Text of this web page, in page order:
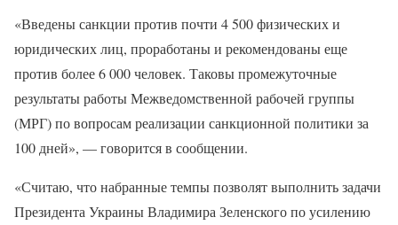
«Введены санкции против почти 4 500 физических и
юридических лиц, проработаны и рекомендованы еще
против более 6 000 человек. Таковы промежуточные
результаты работы Межведомственной рабочей группы
(МРГ) по вопросам реализации санкционной политики за
100 дней», — говорится в сообщении.
«Считаю, что набранные темпы позволят выполнить задачи
Президента Украины Владимира Зеленского по усилению